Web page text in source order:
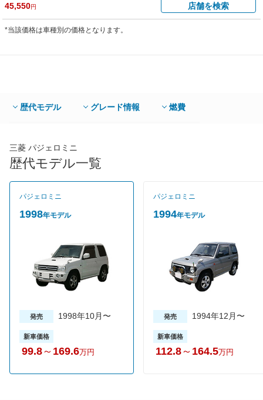
45,550円
店舗を検索
*当該価格は車種別の価格となります。
歴代モデル グレード情報 燃費
三菱 パジェロミニ
歴代モデル一覧
パジェロミニ
1998年モデル
発売 1998年10月〜
新車価格
99.8～ 169.6万円
パジェロミニ
1994年モデル
発売 1994年12月〜
新車価格
112.8～ 164.5万円